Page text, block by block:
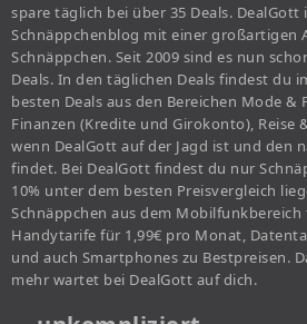
spare täglich bei über 35 Deals. DealGott
Schnäppchenblog mit einer großartigen
Schnäppchen. Seit 2009 sind es nun
Deals. In den täglichen Deals findest du
besten Deals aus den Bereichen Mode &
Finanzen (Kredite und Girokonto), Reise
wenn DealGott auf der Jagd ist und den
findet. Bei DealGott findest du nur
10% unter dem besten Preisvergleich
Schnäppchen aus dem
Handytarife für 1,99€ pro Monat,
und auch Smartphones zu Bestpreisen.
mehr wartet bei DealGott auf dich.